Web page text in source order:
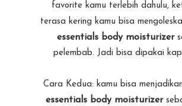
favorite kamu terlebih dahulu,
terasa kering kamu bisa
essentials body moisturizer
pelembab. Jadi bisa dipakai
Cara Kedua: kamu bisa menjadikan
essentials body moisturizer